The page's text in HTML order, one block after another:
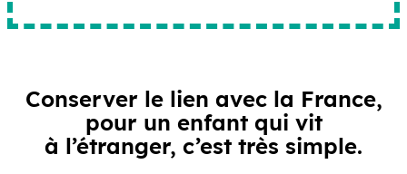
Conserver le lien avec la France,
pour un enfant qui vit
à l’étranger, c’est très simple.